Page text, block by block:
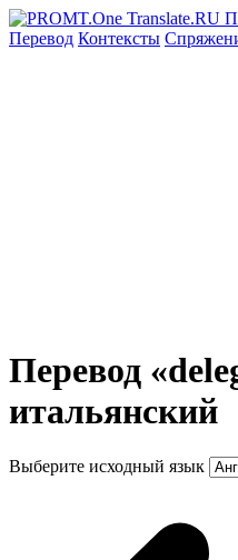
Перевод Контексты
Перевод
итальянский
Выберите исходный язык